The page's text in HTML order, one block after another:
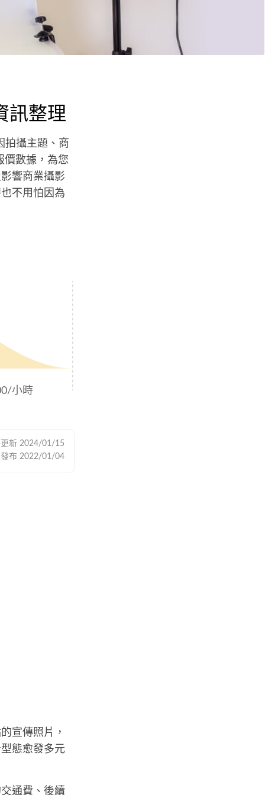
訊整理
拍攝主題、商
價數據，為您
響商業攝影
不用怕因為
小時
新 2024/01/15
布 2022/01/04
宣傳照片，
態愈發多元
通費、後續